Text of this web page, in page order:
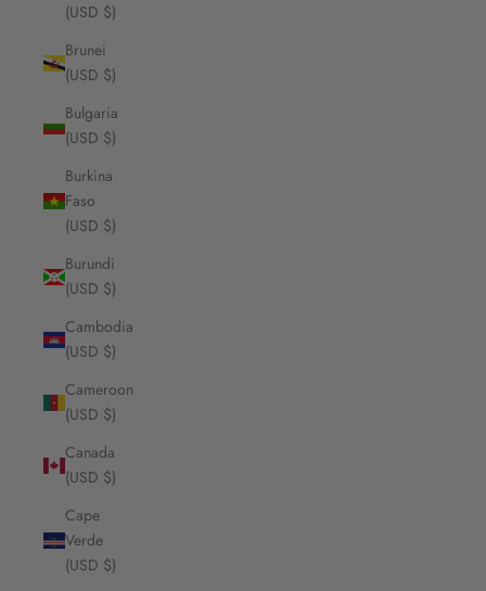
(USD $)
Brunei
(USD $)
Bulgaria
(USD $)
Burkina
Faso
(USD $)
Burundi
(USD $)
Cambodia
(USD $)
Cameroon
(USD $)
Canada
(USD $)
Cape
Verde
(USD $)